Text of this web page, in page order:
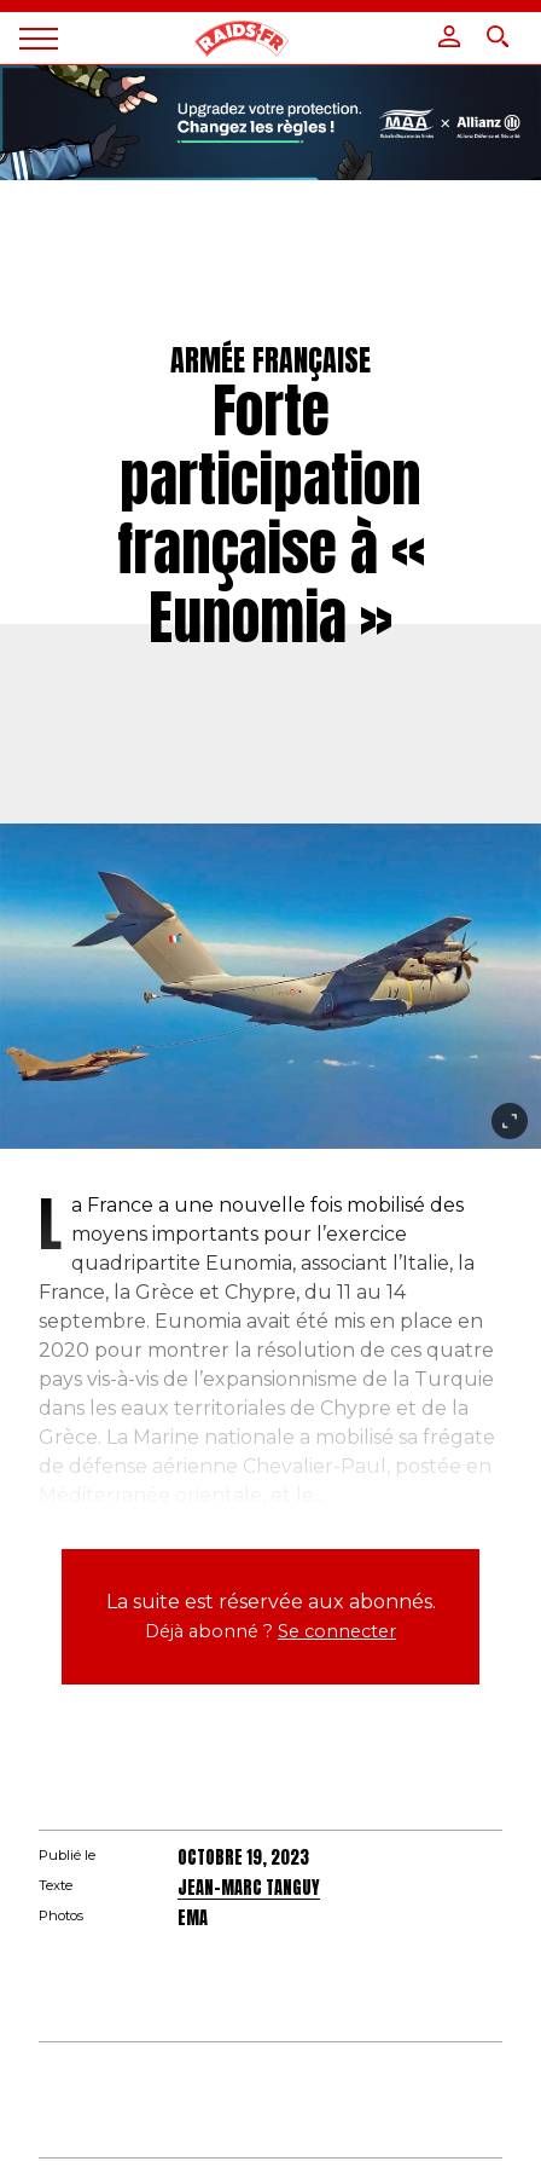
Magazine
Raids
ARMÉE FRANÇAISE
Forte
participation
française à «
Eunomia »
L a France a une nouvelle fois mobilisé des
moyens importants pour l’exercice
quadripartite Eunomia, associant l’Italie, la
France, la Grèce et Chypre, du 11 au 14
septembre. Eunomia avait été mis en place en
2020 pour montrer la résolution de ces quatre
pays vis-à-vis de l’expansionnisme de la Turquie
dans les eaux territoriales de Chypre et de la
Grèce. La Marine nationale a mobilisé sa frégate
de défense aérienne Chevalier-Paul, postée en
La suite est réservée aux abonnés.
Déjà abonné ? Se connecter
Publié le OCTOBRE 19, 2023
Texte JEAN-MARC TANGUY
Photos EMA
Panneau de gestion des cookies